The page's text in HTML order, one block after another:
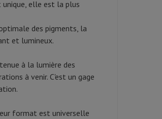
unique, elle est la plus
des pigments, la
et lumineux.
à la lumière des
à venir. C'est un gage
format est universelle